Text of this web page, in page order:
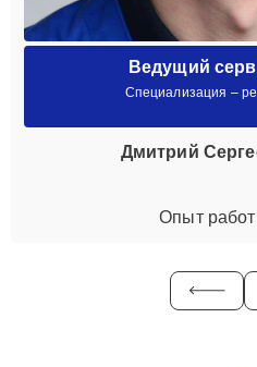
Ведущий
Специализация –
Дмитрий
Опыт